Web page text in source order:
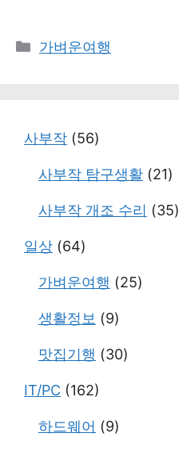
카
가벼운여행
사부작 (56)
사부작 탐구생활 (21)
사부작 개조 수리 (35)
일상 (64)
가벼운여행 (25)
생활정보 (9)
맛집기행 (30)
IT/PC (162)
하드웨어 (9)